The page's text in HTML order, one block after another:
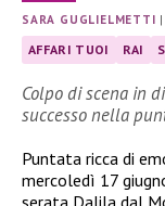
SARA GUGLIELMETTI |
AFFARI TUOI RAI
Colpo di scena in
successo nella
Puntata ricca di
mercoledì 17
serata Dalila dal